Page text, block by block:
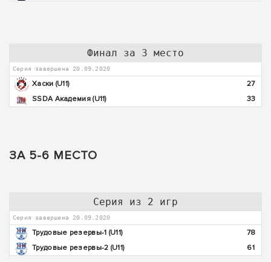
Финал за 3 место
Серия завершена 20.09.2020
Хаски (U11)
27
SSDA Академия (U11)
33
ЗА 5-6 МЕСТО
Серия из 2 игр
Серия завершена 20.09.2020
Трудовые резервы-1 (U11)
78
Трудовые резервы-2 (U11)
61